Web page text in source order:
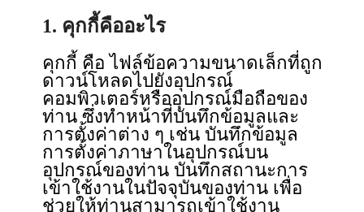
1. คุกกี้คืออะไร
คุกกี้ คือ ไฟล์ข้อความขนาดเล็กที่ถูก
ดาวน์โหลดไปยังอุปกรณ์
คอมพิวเตอร์หรืออุปกรณ์มือถือของ
ท่าน ซึ่งทำหน้าที่บันทึกข้อมูลและ
การตั้งค่าต่าง ๆ เช่น บันทึกข้อมูล
การตั้งค่าภาษาในอุปกรณ์บน
อุปกรณ์ของท่าน บันทึกสถานะการ
เข้าใช้งานในปัจจุบันของท่าน เพื่อ
ช่วยให้ท่านสามารถเข้าใช้งาน